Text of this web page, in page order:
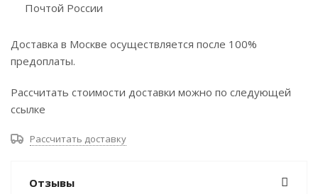
Почтой России
Доставка в Москве осуществляется после 100%
предоплаты.
Рассчитать стоимости доставки можно по следующей
ссылке
Рассчитать доставку
Отзывы